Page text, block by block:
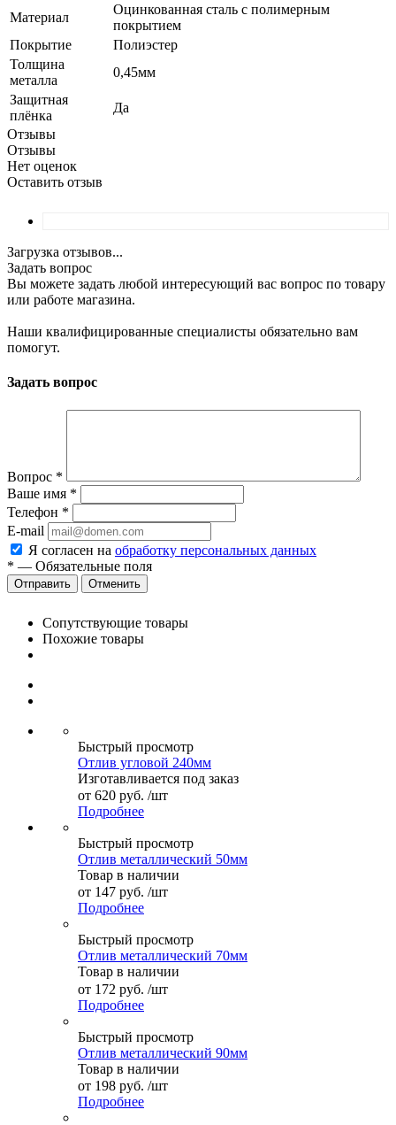
Материал
Оцинкованная сталь с полимерным
покрытием
Покрытие
Полиэстер
Толщина
металла
0,45мм
Защитная
плёнка
Да
Отзывы
Отзывы
Нет оценок
Оставить отзыв
Загрузка отзывов...
Задать вопрос
Вы можете задать любой интересующий вас вопрос по товару
или работе магазина.
Наши квалифицированные специалисты обязательно вам
помогут.
Задать вопрос
Вопрос *
Ваше имя *
Телефон *
E-mail
Я согласен на обработку персональных данных
* — Обязательные поля
Отменить
Сопутствующие товары
Похожие товары
Быстрый просмотр
Отлив угловой 240мм
Изготавливается под заказ
от 620 руб. /шт
Подробнее
Быстрый просмотр
Отлив металлический 50мм
Товар в наличии
от 147 руб. /шт
Подробнее
Быстрый просмотр
Отлив металлический 70мм
Товар в наличии
от 172 руб. /шт
Подробнее
Быстрый просмотр
Отлив металлический 90мм
Товар в наличии
от 198 руб. /шт
Подробнее